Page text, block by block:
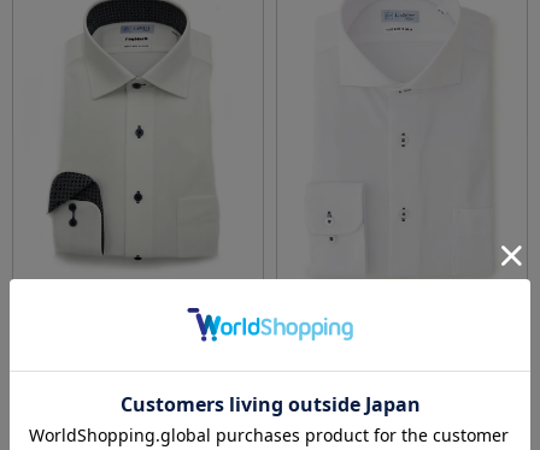
全4色
【遮熱・UVカット/完全ノーアイロン】Rayblo
トライプワイシャツi-shirt
WEB価格： 3,990円 (税込)
【冷感/完全ノーアイロン】長袖アイシャツ
ェイ織柄無地形態安定ストレッチ防汚効果吸
汗速乾ワイシャツ春夏
30%off
WEB価格： 4,390円 (税込)